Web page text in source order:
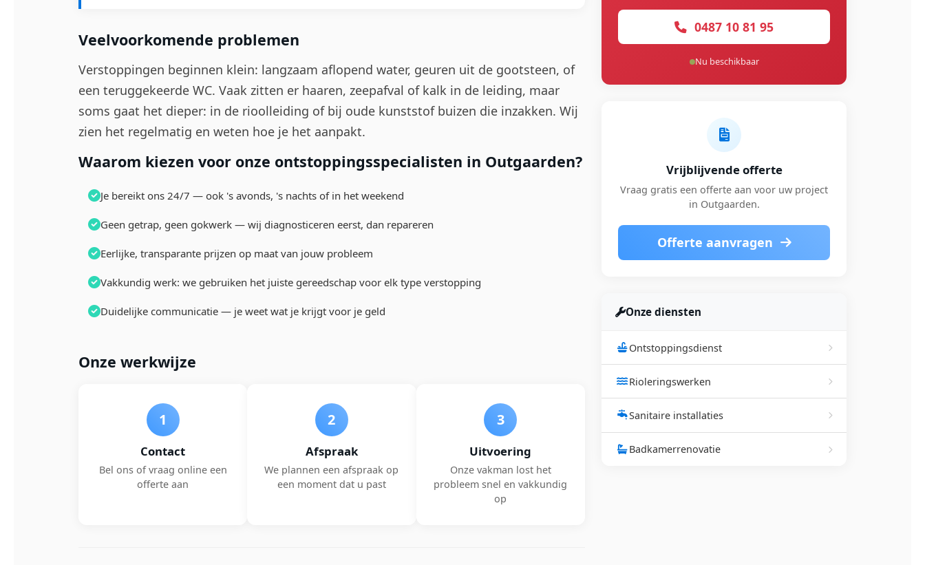
Veelvoorkomende problemen
Verstoppingen beginnen klein: langzaam aflopend water, geuren uit de gootsteen, of
een teruggekeerde WC. Vaak zitten er haaren, zeepafval of kalk in de leiding, maar
soms gaat het dieper: in de rioolleiding of bij oude kunststof buizen die inzakken. Wij
zien het regelmatig en weten hoe je het aanpakt.
Waarom kiezen voor onze ontstoppingsspecialisten in Outgaarden?
Je bereikt ons 24/7 — ook 's avonds, 's nachts of in het weekend
Geen getrap, geen gokwerk — wij diagnosticeren eerst, dan repareren
Eerlijke, transparante prijzen op maat van jouw probleem
Vakkundig werk: we gebruiken het juiste gereedschap voor elk type verstopping
Duidelijke communicatie — je weet wat je krijgt voor je geld
Onze werkwijze
1
Contact
Bel ons of vraag online een
offerte aan
2
Afspraak
We plannen een afspraak op
een moment dat u past
3
Uitvoering
Onze vakman lost het
probleem snel en vakkundig
op
0487 10 81 95
Nu beschikbaar
Vrijblijvende offerte
Vraag gratis een offerte aan voor uw project
in Outgaarden.
Offerte aanvragen
Onze diensten
Ontstoppingsdienst
Rioleringswerken
Sanitaire installaties
Badkamerrenovatie